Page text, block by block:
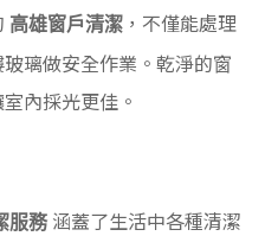
高雄窗戶清潔 ，不僅能處理
璃做安全作業。乾淨的窗
內採光更佳。
服務 涵蓋了生活中各種清潔